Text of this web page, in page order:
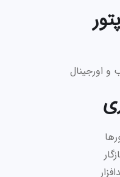
و اورجینال